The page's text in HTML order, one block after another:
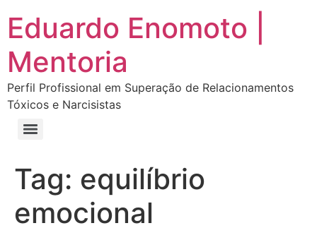
Eduardo Enomoto |
Mentoria
Perfil Profissional em Superação de Relacionamentos
Tóxicos e Narcisistas
Tag: equilíbrio
emocional